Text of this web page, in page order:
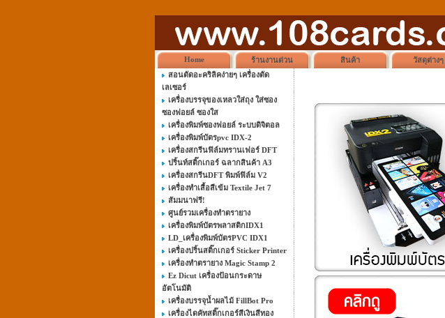
Home ร้านงานด่วน สินค้า วัสดุต่างๆ
สอนตัดอะคริลิคง่ายๆ เครื่องตัด
เลเซอร์
เครื่องบรรจุของเหลวใส่ถุง ใส่ซอง
ซองฟอยล์ ซองใส
เครื่องพิมพ์ซองฟอยล์ ระบบดิจิตอล
เครื่องพิมพ์บัตรpvc IDX-2
เครื่องสกรีนฟิล์มทรานเฟอร์ DFT
ปริ้นท์สติ๊กเกอร์ ฉลากสินค้า A3
เครื่องสกรีนDFT พิมพ์ฟิล์ม V2
เครื่องทำเสื้อสีเข้ม Textile Jet 7
สัมมนาฟรี!
ศูนย์รวมเครื่องทำตรายาง
เครื่องพิมพ์บัตรพลาสติกIDX1
LD_เครื่องพิมพ์บัตรPVC IDX1
เครื่องปริ้นสติ๊กเกอร์ Sticker Printer
เครื่องทำตรายาง Magic Stamp 2
Ez Dicut เครื่องป้อนกระดาษ
อัตโนมัติ
เครื่องบรรจุน้ำผลไม้ FillBot Pro
เครื่องไดคัทสติ๊กเกอร์สีเงินสีทอง